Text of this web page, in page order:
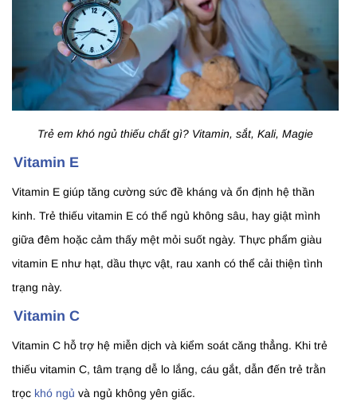
Trẻ em khó ngủ thiếu chất gì? Vitamin, sắt, Kali, Magie
Vitamin E
Vitamin E giúp tăng cường sức đề kháng và ổn định hệ thần
kinh. Trẻ thiếu vitamin E có thể ngủ không sâu, hay giật mình
giữa đêm hoặc cảm thấy mệt mỏi suốt ngày. Thực phẩm giàu
vitamin E như hạt, dầu thực vật, rau xanh có thể cải thiện tình
trạng này.
Vitamin C
Vitamin C hỗ trợ hệ miễn dịch và kiểm soát căng thẳng. Khi trẻ
thiếu vitamin C, tâm trạng dễ lo lắng, cáu gắt, dẫn đến trẻ trằn
trọc khó ngủ và ngủ không yên giấc.